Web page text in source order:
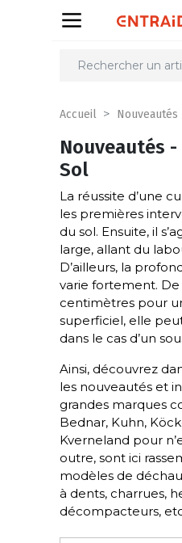
Accueil Nouveautés
Nouveautés
Sol
La réussite d’une
les premières
du sol. Ensuite, il
large, allant du
D’ailleurs, la
varie fortement.
centimètres pour
superficiel, elle
dans le cas d’un
Ainsi, découvrez
les nouveautés et
grandes marques
Bednar, Kuhn,
Kverneland pour
outre, sont ici
modèles de
à dents, charrues,
décompacteurs,